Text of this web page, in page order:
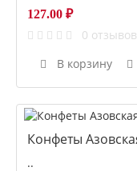
127.00 ₽
0 отзывов
В корзину
Конфеты
..